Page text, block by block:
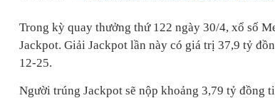
Trong kỳ quay thưởng thứ 122 ngày 30/4, xổ số
Jackpot. Giải Jackpot lần này có giá trị 37,9 tỷ
12-25.
Người trúng Jackpot sẽ nộp khoảng 3,79 tỷ đồng